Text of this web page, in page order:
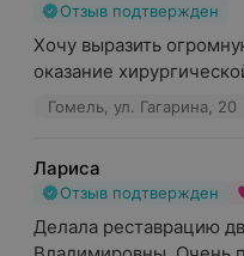
Отзыв подтвержден
Хочу выразить
оказание
Гомель, ул. Гагарина, 20
Лариса
Отзыв подтвержден
Делала реставрацию